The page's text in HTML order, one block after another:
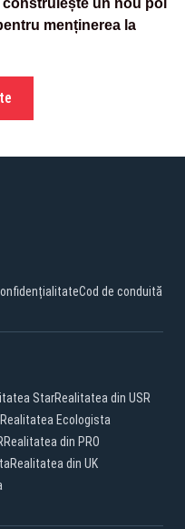
un nou pol
menținerea la
Cod de conduită
StarRealitatea din USR
Realitatea Ecologista
Realitatea din PRO
Realitatea din UK